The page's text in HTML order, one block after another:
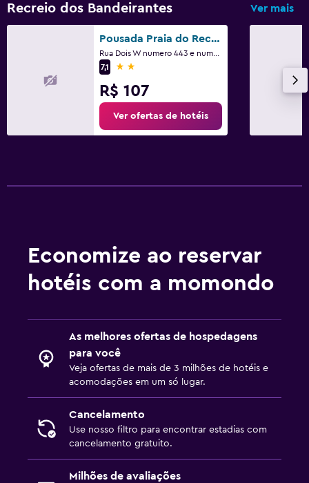
Recreio dos Bandeirantes Ver mais
Pousada Praia do Recreio
7,1
2 estrelas
R$ 107
Ver ofertas de hotéis
Economize ao reservar
hotéis com a momondo
As melhores ofertas de hospedagens
para você
Veja ofertas de mais de 3 milhões de hotéis e
acomodações em um só lugar.
Cancelamento
Use nosso filtro para encontrar estadias com
cancelamento gratuito.
Milhões de avaliações